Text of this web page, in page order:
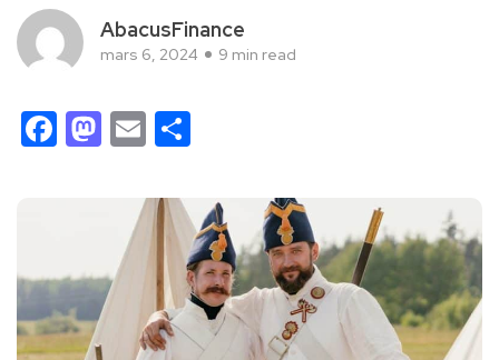
AbacusFinance
mars 6, 2024 9 min read
Facebook
Mastodon
Email